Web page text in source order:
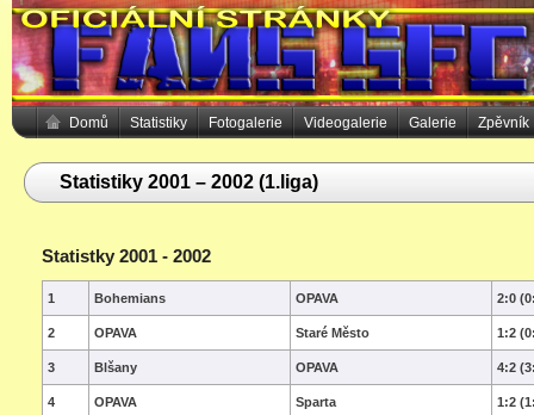
Domů Statistiky Fotogalerie Videogalerie Galerie Zpěvník
Statistiky 2001 – 2002 (1.liga)
Statistky 2001 - 2002
1 Bohemians OPAVA 2:0
2 OPAVA Staré Město 1:2
3 Blšany OPAVA 4:2
4 OPAVA Sparta 1:2